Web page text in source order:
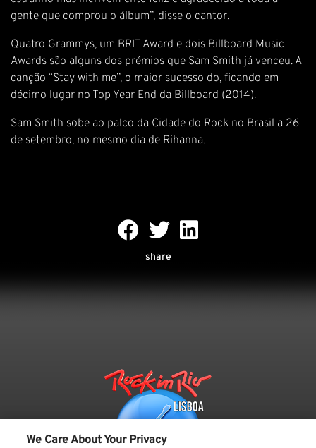
gente que comprou o álbum”, disse o cantor.
Quatro Grammys, um BRIT Award e dois Billboard Music
Awards são alguns dos prémios que Sam Smith já venceu. A
canção “Stay with me”, o maior sucesso do, ficando em
décimo lugar no Top Year End da Billboard (2014).
Sam Smith sobe ao palco da Cidade do Rock no Brasil a 26
de setembro, no mesmo dia de Rihanna.
share
We Care About Your Privacy